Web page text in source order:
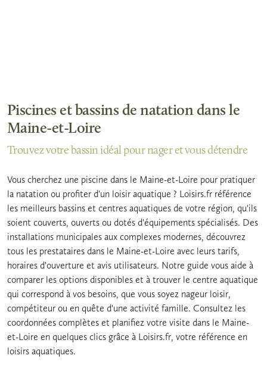
Piscines et bassins de natation dans le
Maine-et-Loire
Trouvez votre bassin idéal pour nager et vous détendre
Vous cherchez une piscine dans le Maine-et-Loire pour pratiquer
la natation ou profiter d'un loisir aquatique ? Loisirs.fr référence
les meilleurs bassins et centres aquatiques de votre région, qu'ils
soient couverts, ouverts ou dotés d'équipements spécialisés. Des
installations municipales aux complexes modernes, découvrez
tous les prestataires dans le Maine-et-Loire avec leurs tarifs,
horaires d'ouverture et avis utilisateurs. Notre guide vous aide à
comparer les options disponibles et à trouver le centre aquatique
qui correspond à vos besoins, que vous soyez nageur loisir,
compétiteur ou en quête d'une activité famille. Consultez les
coordonnées complètes et planifiez votre visite dans le Maine-
et-Loire en quelques clics grâce à Loisirs.fr, votre référence en
loisirs aquatiques.